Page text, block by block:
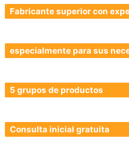
Fabricante superior con
especialmente para sus
5 grupos de productos
Consulta inicial gratuita